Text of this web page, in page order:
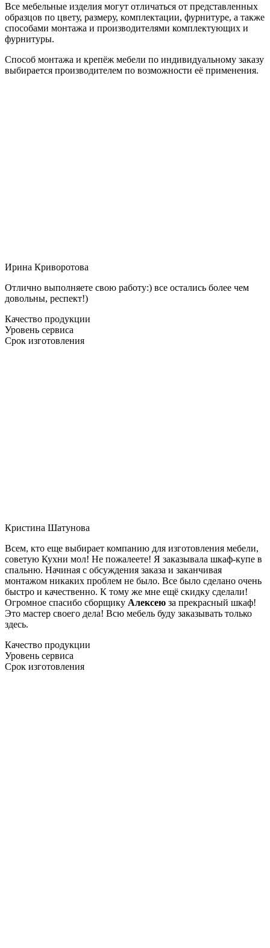
Все мебельные изделия могут отличаться от представленных
образцов по цвету, размеру, комплектации, фурнитуре, а также
способами монтажа и производителями комплектующих и
фурнитуры.
Способ монтажа и крепёж мебели по индивидуальному заказу
выбирается производителем по возможности её применения.
Ирина Криворотова
Отлично выполняете свою работу:) все остались более чем
довольны, респект!)
Качество продукции
Уровень сервиса
Срок изготовления
Кристина Шатунова
Всем, кто еще выбирает компанию для изготовления мебели,
советую Кухни мол! Не пожалеете! Я заказывала шкаф-купе в
спальню. Начиная с обсуждения заказа и заканчивая
монтажом никаких проблем не было. Все было сделано очень
быстро и качественно. К тому же мне ещё скидку сделали!
Огромное спасибо сборщику Алексею за прекрасный шкаф!
Это мастер своего дела! Всю мебель буду заказывать только
здесь.
Качество продукции
Уровень сервиса
Срок изготовления